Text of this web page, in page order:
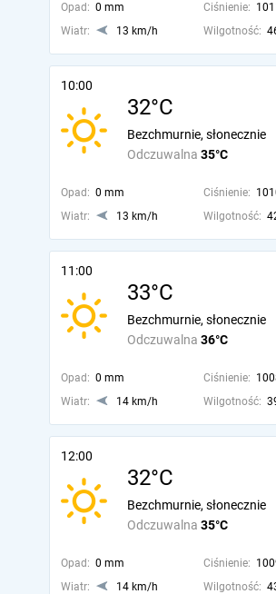
Opad: 0 mm Ciśnienie:
Wiatr:
13 km/h Wilgotność:
10:00
32°C
Odczuwalna 35°C
Bezchmurnie, słonecznie
Opad: 0 mm Ciśnienie:
Wiatr:
13 km/h Wilgotność:
11:00
33°C
Odczuwalna 36°C
Bezchmurnie, słonecznie
Opad: 0 mm Ciśnienie:
Wiatr:
14 km/h Wilgotność:
12:00
32°C
Odczuwalna 35°C
Bezchmurnie, słonecznie
Opad: 0 mm Ciśnienie:
Wiatr:
14 km/h Wilgotność: